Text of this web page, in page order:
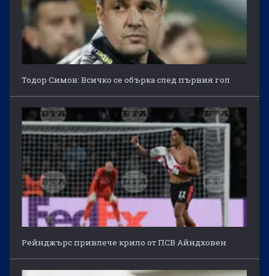
Тодор Симов: Всичко се обърка след първия гол
Рейнджърс привлече крило от ПСВ Айндховен